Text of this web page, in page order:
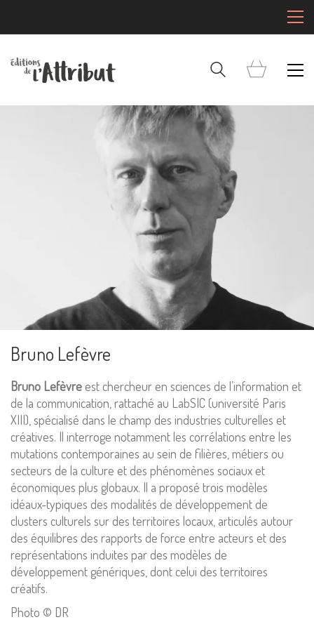
Bruno Lefèvre
Bruno Lefèvreest chercheur en sciences de l’information et
de la communication, rattaché au LabSIC (université Paris
XIII), spécialisé dans le champ des industries culturelles et
créatives. Il interroge notamment les corrélations entre les
mutations contemporaines au sein de filières, métiers ou
secteurs de la culture et des phénomènes sociaux et
économiques plus globaux. Il a proposé trois modèles
idéaux-typiques des modalités de développement de
clusters culturels sur des territoires locaux, articulés autour
des équilibres des rapports de force entre acteurs et des
représentations induites par des modèles de
développement génériques, dont celui des territoires
créatifs.
Photo © DR
Mentions Légales
Pour consulter nos CGV,
mentions légales,
politique de cookies :
cliquez ici
Pour nous contacter ou s'inscrire à l'infolettre mensuelle